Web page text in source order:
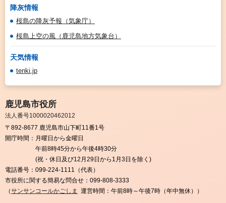
降灰情報
桜島の降灰予報（気象庁）
桜島上空の風（鹿児島地方気象台）
天気情報
tenki.jp
鹿児島市役所
法人番号1000020462012
〒892-8677 鹿児島市山下町11番1号
開庁時間： 月曜日から金曜日
午前8時45分から午後4時30分
(祝・休日及び12月29日から1月3日を除く)
電話番号： 099-224-1111（代表）
市役所に関する簡易な問合せ： 099-808-3333
（サンサンコールかごしま 運営時間：午前8時～午後7時（年中無休））